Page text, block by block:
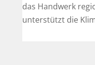
das Handwerk
unterstützt die